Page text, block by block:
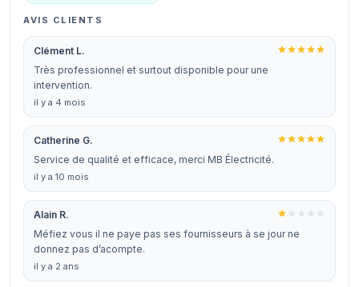
AVIS CLIENTS
Clément L.
Très professionnel et surtout disponible pour une
intervention.
il y a 4 mois
Catherine G.
Service de qualité et efficace, merci MB Électricité.
il y a 10 mois
Alain R.
Méfiez vous il ne paye pas ses fournisseurs à se jour ne
donnez pas d’acompte.
il y a 2 ans